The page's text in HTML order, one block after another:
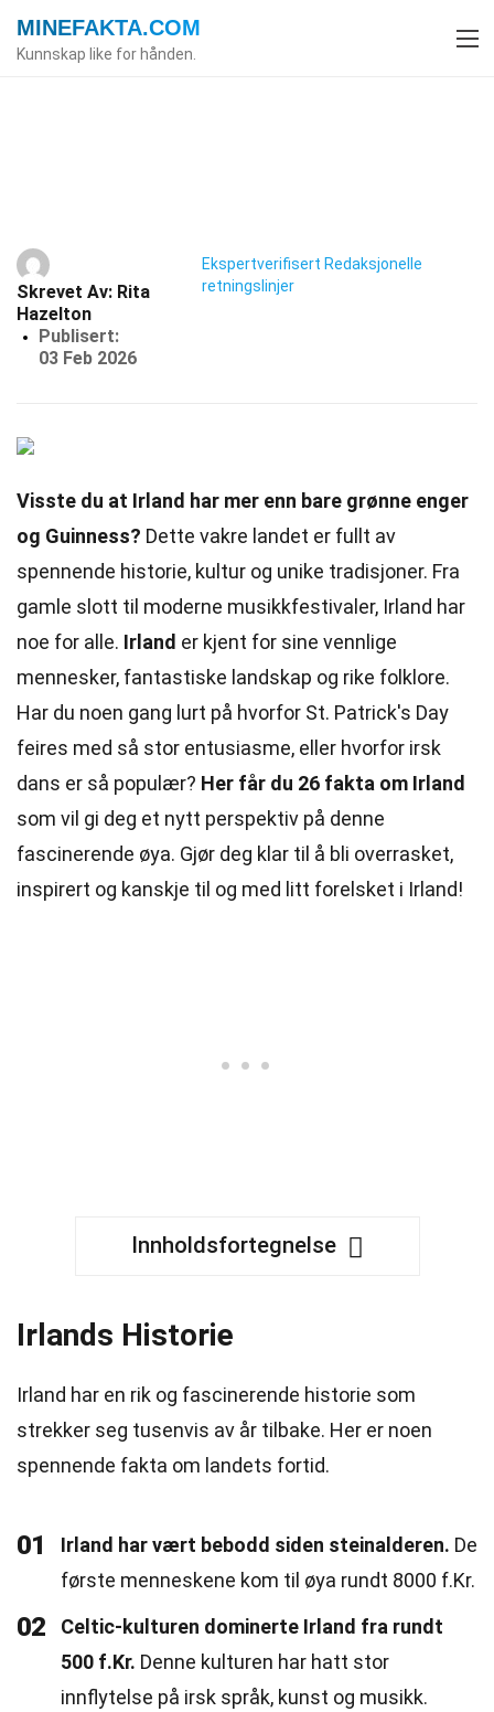
MINEFAKTA.COM
Kunnskap like for hånden.
Skrevet Av: Rita
Hazelton
Publisert:
03 Feb 2026
Ekspertverifisert Redaksjonelle
retningslinjer
Visste du at Irland har mer enn bare grønne enger
og Guinness? Dette vakre landet er fullt av
spennende historie, kultur og unike tradisjoner. Fra
gamle slott til moderne musikkfestivaler, Irland har
noe for alle. Irland er kjent for sine vennlige
mennesker, fantastiske landskap og rike folklore.
Har du noen gang lurt på hvorfor St. Patrick's Day
feires med så stor entusiasme, eller hvorfor irsk
dans er så populær? Her får du 26 fakta om Irland
som vil gi deg et nytt perspektiv på denne
fascinerende øya. Gjør deg klar til å bli overrasket,
inspirert og kanskje til og med litt forelsket i Irland!
Innholdsfortegnelse
Irlands Historie
Irland har en rik og fascinerende historie som
strekker seg tusenvis av år tilbake. Her er noen
spennende fakta om landets fortid.
01 Irland har vært bebodd siden steinalderen. De
første menneskene kom til øya rundt 8000 f.Kr.
02
Celtic-kulturen dominerte Irland fra rundt
500 f.Kr. Denne kulturen har hatt stor
innflytelse på irsk språk, kunst og musikk.